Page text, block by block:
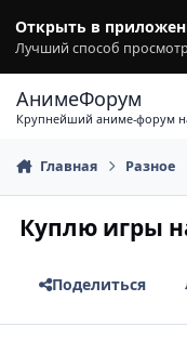
Открыть в
Лучший способ
АнимеФорум
Крупнейший аниме-форум
Главная Разное
Куплю игры
Поделиться